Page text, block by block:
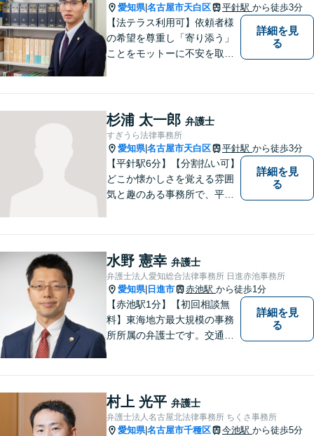
みの方はどうぞお気軽にご相
談ください。
愛知県|名古屋市天白区 平針駅 から徒歩3分
【法テラス利用可】依頼者様
の希望を尊重し「寄り添う」
ことをモットーに不安を取り
添った対応が可能です。お気
軽にご相談ください。
詳細を見
る
杉浦 太一郎 弁護士
すぎうら法律事務所
愛知県|名古屋市天白区 平針駅 から徒歩3分
【平針駅6分】【分割払い可】
どこか懐かしさを覚える雰囲
気と趣のある事務所で、平針
た幅広い対応業務で問題解決
に取り組みます。
詳細を見
る
水野 憲幸 弁護士
弁護士法人愛知総合法律事務所 日進赤池事務所
愛知県| 日進市 赤池駅 から徒歩1分
【赤池駅1分】【初回相談無
料】東海地方最大規模の事務
所所属の弁護士です。交通事
談対応も行っております。ま
ずは、お気軽にお電話くださ
い。
詳細を見
る
村上 光平 弁護士
弁護士法人名古屋北法律事務所 ちくさ事務所
愛知県|名古屋市千種区 今池駅 から徒歩5分